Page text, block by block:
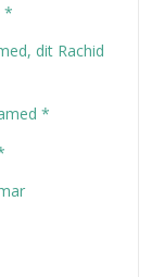
*
dit Rachid
*